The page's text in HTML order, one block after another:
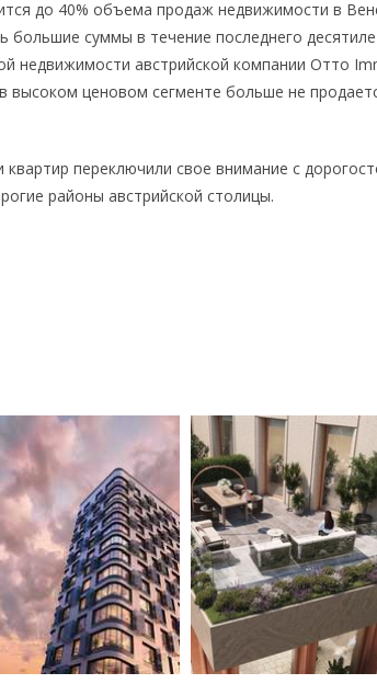
до 40% объема продаж недвижимости в
большие суммы в течение последнего
недвижимости австрийской компании Отто
высоком ценовом сегменте больше не
переключили свое внимание с
районы австрийской столицы.